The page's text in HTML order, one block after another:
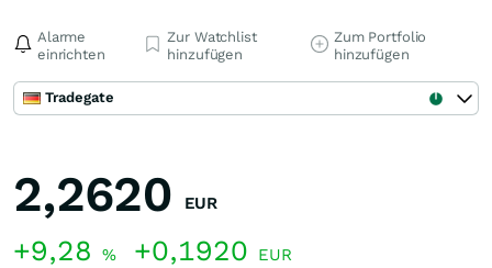
Alarme
einrichten
Zur Watchlist
hinzufügen
Zum Portfolio
hinzufügen
Tradegate
2,2620 EUR
+9,28 % +0,1920 EUR